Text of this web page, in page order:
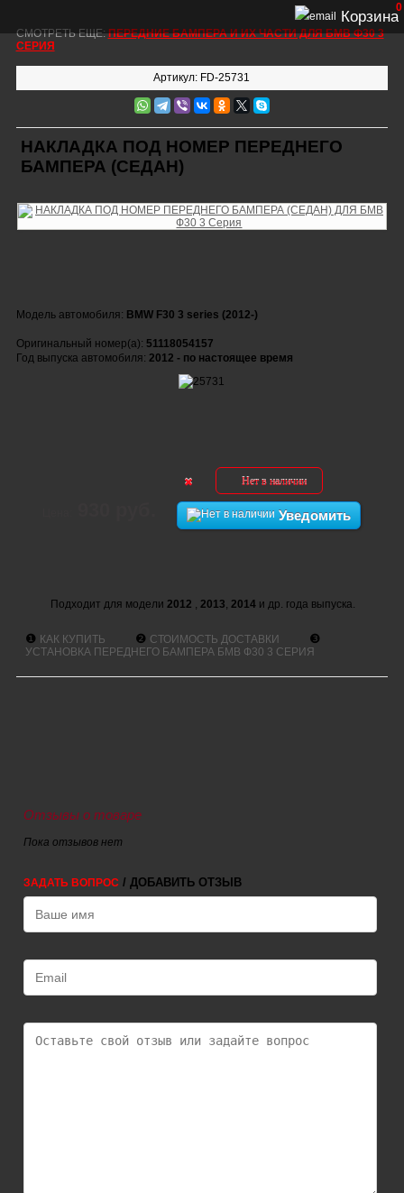
СМОТРЕТЬ ЕЩЕ:ПЕРЕДНИЕ БАМПЕРА И ИХ ЧАСТИ ДЛЯ БМВ Ф30 3
СЕРИЯ
Артикул: FD-25731
НАКЛАДКА ПОД НОМЕР ПЕРЕДНЕГО
БАМПЕРА (СЕДАН)
Модель автомобиля: BMW F30 3 series (2012-)
Оригинальный номер(а): 51118054157
Год выпуска автомобиля: 2012 - по настоящее время
Нет в наличии
Уведомить
Подходит для модели 2012 , 2013, 2014и др. года выпуска.
❶ КАК КУПИТЬ ❷ СТОИМОСТЬ ДОСТАВКИ ❸
УСТАНОВКА ПЕРЕДНЕГО БАМПЕРА БМВ Ф30 3 СЕРИЯ
Отзывы о товаре
Пока отзывов нет
ЗАДАТЬ ВОПРОС / ДОБАВИТЬ ОТЗЫВ
Корзина
0